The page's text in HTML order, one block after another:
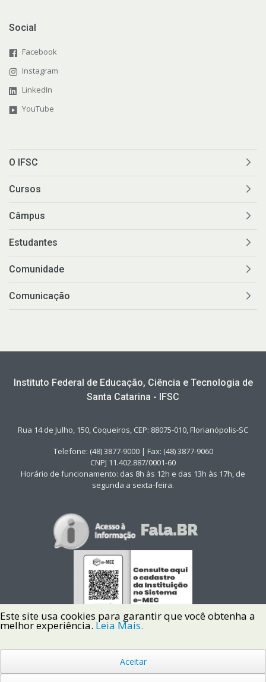
Social
Facebook
Instagram
LinkedIn
YouTube
O IFSC
Cursos
Câmpus
Estudantes
Comunidade
Comunicação
Instituto Federal de Educação, Ciência e Tecnologia de
Santa Catarina - IFSC
Rua 14 de Julho, 150, Coqueiros, CEP: 88075-010, Florianópolis-SC
Telefone: (48) 3877-9000 | Fax: (48) 3877-9060
CNPJ 11.402.887/0001-60
Horário de funcionamento: das 8h às 12h e das 13h às 17h, de
segunda a sexta-feira.
Copyright © 2022 Instituto Federal de Santa Catarina IFSC
Todos os Direitos Reservados.
Este site usa cookies para garantir que você obtenha a
melhor experiência. Leia Mais.
Aceitar